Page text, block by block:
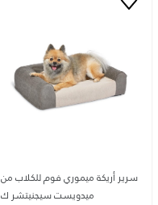
سرير أريكة ميموري فوم للكلاب من
ميدويست سيجنيتشر ك